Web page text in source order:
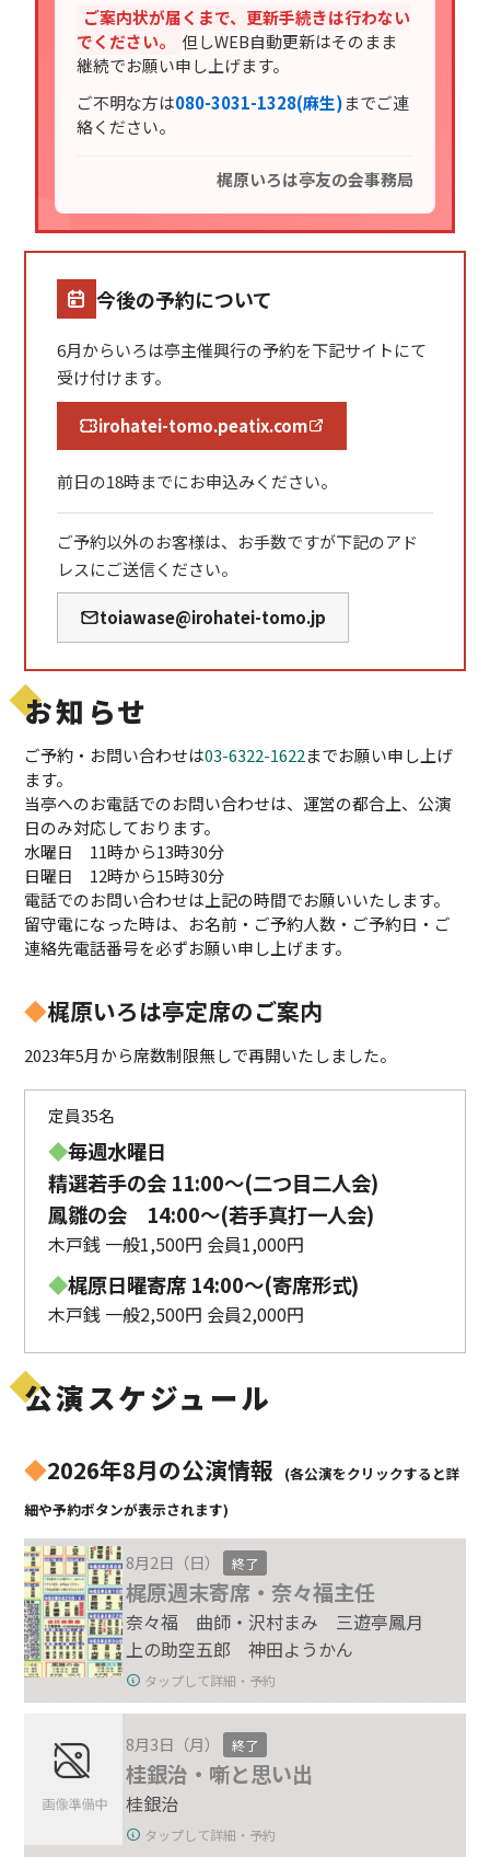
ご案内状が届くまで、更新手続きは行わない
でください。
但しWEB自動更新はそのまま
継続でお願い申し上げます。
ご不明な方は080-3031-1328(麻生)までご連
絡ください。
梶原いろは亭友の会事務局
今後の予約について
6月からいろは亭主催興行の予約を下記サイトにて
受け付けます。
irohatei-tomo.peatix.com
前日の18時までにお申込みください。
ご予約以外のお客様は、お手数ですが下記のアド
レスにご送信ください。
toiawase@irohatei-tomo.jp
お知らせ
ご予約・お問い合わせは03-6322-1622までお願い申し上げ
ます。
当亭へのお電話でのお問い合わせは、運営の都合上、公演
日のみ対応しております。
水曜日 11時から13時30分
日曜日 12時から15時30分
電話でのお問い合わせは上記の時間でお願いいたします。
留守電になった時は、お名前・ご予約人数・ご予約日・ご
連絡先電話番号を必ずお願い申し上げます。
◆梶原いろは亭定席のご案内
2023年5月から席数制限無しで再開いたしました。
定員35名
◆毎週水曜日
精選若手の会 11:00〜(二つ目二人会)
鳳雛の会 14:00～(若手真打一人会)
木戸銭 一般1,500円 会員1,000円
◆梶原日曜寄席 14:00〜(寄席形式)
木戸銭 一般2,500円 会員2,000円
公演スケジュール
◆2026年8月の公演情報
(各公演をクリックすると詳
細や予約ボタンが表示されます)
8月2日（日） 終了
梶原週末寄席・奈々福主任
奈々福 曲師・沢村まみ 三遊亭鳳月
上の助空五郎 神田ようかん
タップして詳細・予約
8月3日（月） 終了
桂銀治・噺と思い出
桂銀治
タップして詳細・予約